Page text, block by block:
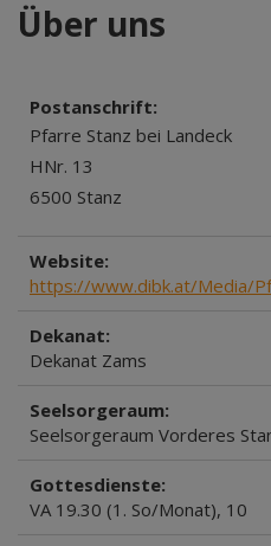
Über uns
Postanschrift:
Pfarre Stanz bei Landeck
HNr. 13
6500 Stanz
Website:
https://www.dibk.at/Media/
Dekanat:
Dekanat Zams
Seelsorgeraum:
Seelsorgeraum Vorderes
Gottesdienste:
VA 19.30 (1. So/Monat), 10